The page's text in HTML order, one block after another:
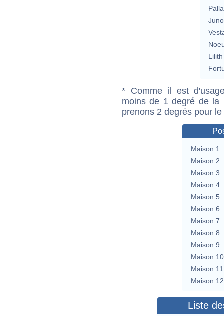
Lilith
* Comme il est
moins de 1 degré de la
prenons 2 degrés pour
Maison 1
Maison 2
Maison 3
Maison 4
Maison 5
Maison 6
Maison 7
Maison 8
Maison 9
Maison 10
Maison 11
Maison 12
Liste